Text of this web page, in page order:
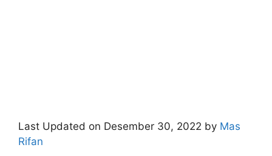
Last Updated on Desember 30, 2022 by Mas
Rifan